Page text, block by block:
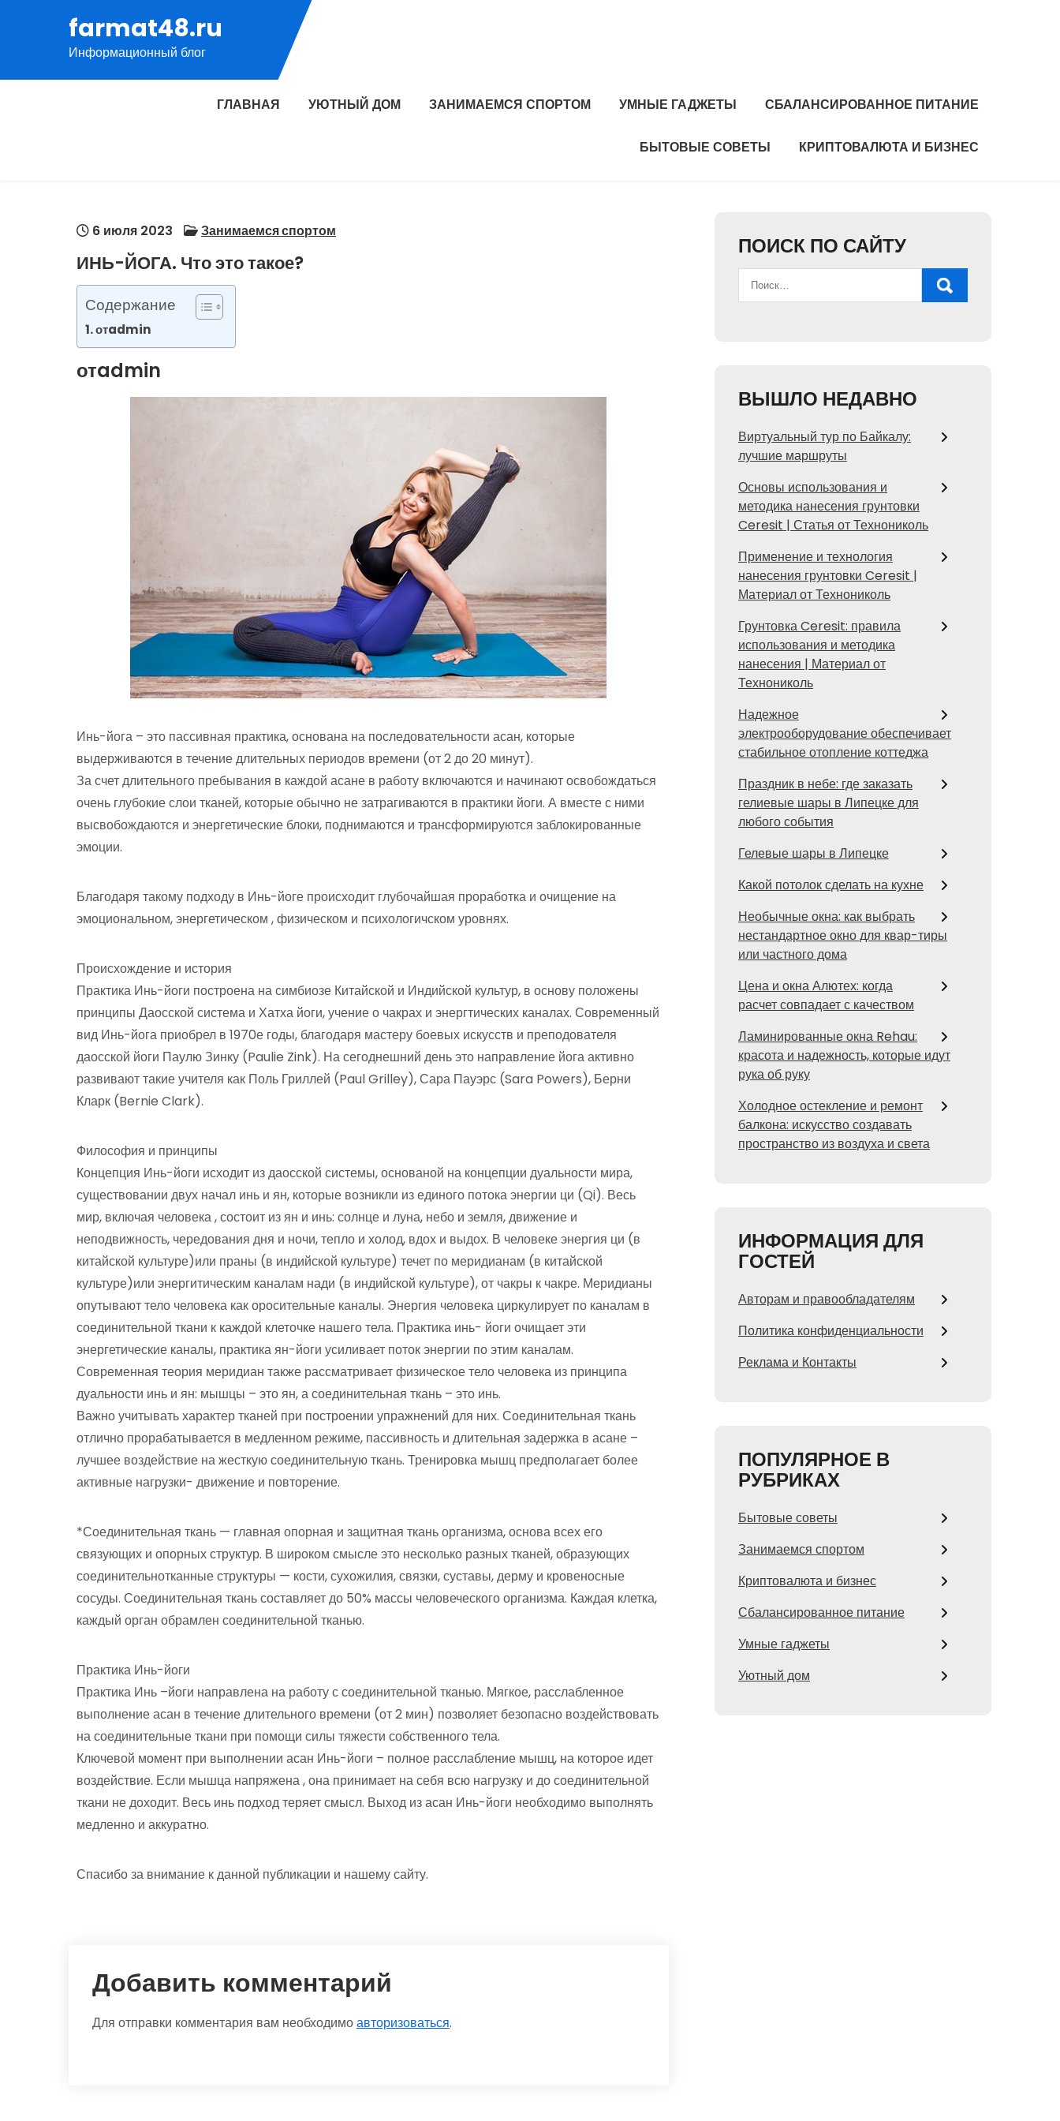
содержимому
farmat48.ru
Информационный блог
ГЛАВНАЯ УЮТНЫЙ ДОМ ЗАНИМАЕМСЯ СПОРТОМ УМНЫЕ ГАДЖЕТЫ СБАЛАНСИРОВАННОЕ ПИТАНИЕ
БЫТОВЫЕ СОВЕТЫ КРИПТОВАЛЮТА И БИЗНЕС
6 июля 2023 Занимаемся спортом
ИНЬ-ЙОГА. Что это такое?
Содержание
отadmin
отadmin
Инь-йога – это пассивная практика, основана на последовательности асан, которые
выдерживаются в течение длительных периодов времени (от 2 до 20 минут).
За счет длительного пребывания в каждой асане в работу включаются и начинают освобождаться
очень глубокие слои тканей, которые обычно не затрагиваются в практики йоги. А вместе с ними
высвобождаются и энергетические блоки, поднимаются и трансформируются заблокированные
эмоции.
Благодаря такому подходу в Инь-йоге происходит глубочайшая проработка и очищение на
эмоциональном, энергетическом , физическом и психологичском уровнях.
Происхождение и история
Практика Инь-йоги построена на симбиозе Китайской и Индийской культур, в основу положены
принципы Даосской система и Хатха йоги, учение о чакрах и энергтических каналах. Современный
вид Инь-йога приобрел в 1970е годы, благодаря мастеру боевых искусств и преподователя
даосской йоги Паулю Зинку (Paulie Zink). На сегоднешний день это направление йога активно
развивают такие учителя как Поль Гриллей (Paul Grilley), Сара Пауэрс (Sara Powers), Берни
Кларк (Bernie Clark).
Философия и принципы
Концепция Инь-йоги исходит из даосской системы, основаной на концепции дуальности мира,
существовании двух начал инь и ян, которые возникли из единого потока энергии ци (Qi). Весь
мир, включая человека , состоит из ян и инь: солнце и луна, небо и земля, движение и
неподвижность, чередования дня и ночи, тепло и холод, вдох и выдох. В человеке энергия ци (в
китайской культуре)или праны (в индийской культуре) течет по меридианам (в китайской
культуре)или энергитическим каналам нади (в индийской культуре), от чакры к чакре. Меридианы
опутывают тело человека как оросительные каналы. Энергия человека циркулирует по каналам в
соединительной ткани к каждой клеточке нашего тела. Практика инь- йоги очищает эти
энергетические каналы, практика ян-йоги усиливает поток энергии по этим каналам.
Современная теория меридиан также рассматривает физическое тело человека из принципа
дуальности инь и ян: мышцы – это ян, а соединительная ткань – это инь.
Важно учитывать характер тканей при построении упражнений для них. Соединительная ткань
отлично прорабатывается в медленном режиме, пассивность и длительная задержка в асане –
лучшее воздействие на жесткую соединительную ткань. Тренировка мышц предполагает более
активные нагрузки- движение и повторение.
*Соединительная ткань — главная опорная и защитная ткань организма, основа всех его
связующих и опорных структур. В широком смысле это несколько разных тканей, образующих
соединительнотканные структуры — кости, сухожилия, связки, суставы, дерму и кровеносные
сосуды. Соединительная ткань составляет до 50% массы человеческого организма. Каждая клетка,
каждый орган обрамлен соединительной тканью.
Практика Инь-йоги
Практика Инь –йоги направлена на работу с соединительной тканью. Мягкое, расслабленное
выполнение асан в течение длительного времени (от 2 мин) позволяет безопасно воздействовать
на соединительные ткани при помощи силы тяжести собственного тела.
Ключевой момент при выполнении асан Инь-йоги – полное расслабление мышц, на которое идет
воздействие. Если мышца напряжена , она принимает на себя всю нагрузку и до соединительной
ткани не доходит. Весь инь подход теряет смысл. Выход из асан Инь-йоги необходимо выполнять
медленно и аккуратно.
Спасибо за внимание к данной публикации и нашему сайту.
Добавить комментарий
Для отправки комментария вам необходимоавторизоваться.
ПОИСК ПО САЙТУ
ВЫШЛО НЕДАВНО
Виртуальный тур по Байкалу:
лучшие маршруты
Основы использования и
методика нанесения грунтовки
Ceresit | Статья от Технониколь
Применение и технология
нанесения грунтовки Ceresit |
Материал от Технониколь
Грунтовка Ceresit: правила
использования и методика
нанесения | Материал от
Технониколь
Надежное
электрооборудование обеспечивает
стабильное отопление коттеджа
Праздник в небе: где заказать
гелиевые шары в Липецке для
любого события
Гелевые шары в Липецке
Какой потолок сделать на кухне
Необычные окна: как выбрать
нестандартное окно для квар-тиры
или частного дома
Цена и окна Алютех: когда
расчет совпадает с качеством
Ламинированные окна Rehau:
красота и надежность, которые идут
рука об руку
Холодное остекление и ремонт
балкона: искусство создавать
пространство из воздуха и света
ИНФОРМАЦИЯ ДЛЯ
ГОСТЕЙ
Авторам и правообладателям
Политика конфиденциальности
Реклама и Контакты
ПОПУЛЯРНОЕ В
РУБРИКАХ
Бытовые советы
Занимаемся спортом
Криптовалюта и бизнес
Сбалансированное питание
Умные гаджеты
Уютный дом